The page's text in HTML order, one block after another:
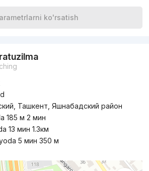
ko'rsatish
Ташкент, Яшнабадский район
185 м 2 мин
13 мин 1.3км
5 мин 350 м